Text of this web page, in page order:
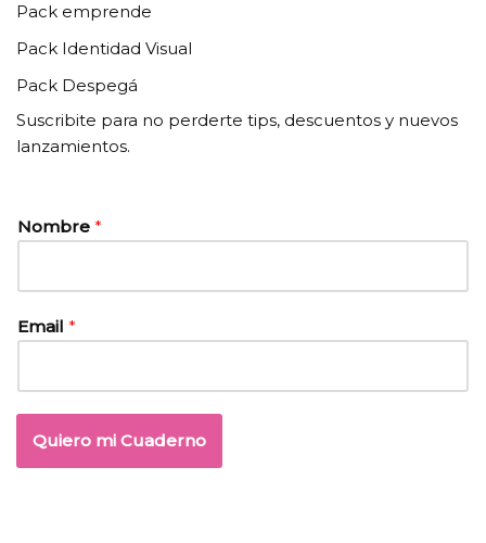
Pack emprende
Pack Identidad Visual
Pack Despegá
Suscribite para no perderte tips, descuentos y nuevos
lanzamientos.
Nombre *
Email *
Quiero mi Cuaderno